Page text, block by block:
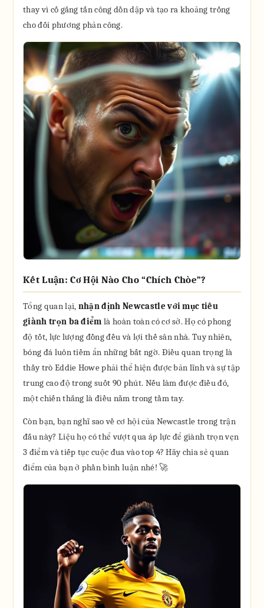
thay vì cố gắng tấn công dồn dập và tạo ra khoảng trống
cho đối phương phản công.
Kết Luận: Cơ Hội Nào Cho “Chích Chòe”?
Tổng quan lại, nhận định Newcastle với mục tiêu
giành trọn ba điểm là hoàn toàn có cơ sở. Họ có phong
độ tốt, lực lượng đồng đều và lợi thế sân nhà. Tuy nhiên,
bóng đá luôn tiềm ẩn những bất ngờ. Điều quan trọng là
thầy trò Eddie Howe phải thể hiện được bản lĩnh và sự tập
trung cao độ trong suốt 90 phút. Nếu làm được điều đó,
một chiến thắng là điều nằm trong tầm tay.
Còn bạn, bạn nghĩ sao về cơ hội của Newcastle trong trận
đấu này? Liệu họ có thể vượt qua áp lực để giành trọn vẹn
3 điểm và tiếp tục cuộc đua vào top 4? Hãy chia sẻ quan
điểm của bạn ở phần bình luận nhé! 🚀